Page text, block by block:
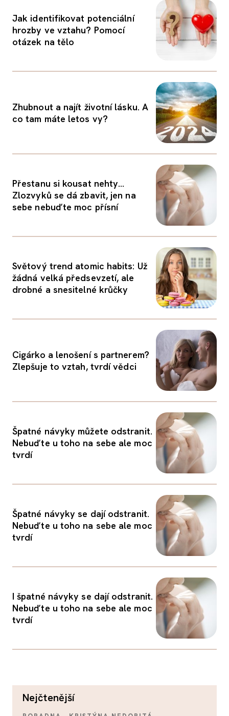
Jak identifikovat potenciální
hrozby ve vztahu? Pomocí
otázek na tělo
Zhubnout a najít životní lásku. A
co tam máte letos vy?
Přestanu si kousat nehty…
Zlozvyků se dá zbavit, jen na
sebe nebuďte moc přísní
Světový trend atomic habits: Už
žádná velká předsevzetí, ale
drobné a snesitelné krůčky
Cigárko a lenošení s partnerem?
Zlepšuje to vztah, tvrdí vědci
Špatné návyky můžete odstranit.
Nebuďte u toho na sebe ale moc
tvrdí
Špatné návyky se dají odstranit.
Nebuďte u toho na sebe ale moc
tvrdí
I špatné návyky se dají odstranit.
Nebuďte u toho na sebe ale moc
tvrdí
nejčtenější